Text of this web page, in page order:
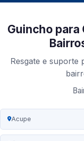
Guincho para
Resgate e suporte
Acupe